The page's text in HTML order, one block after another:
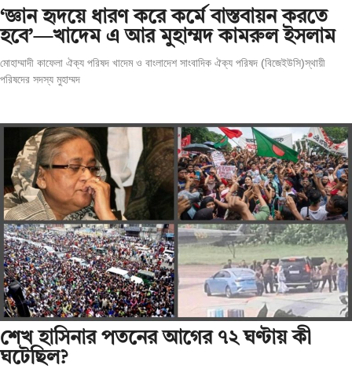
‘জ্ঞান হৃদয়ে ধারণ করে কর্মে বাস্তবায়ন করতে
হবে’—খাদেম এ আর মুহাম্মদ কামরুল ইসলাম
মোহাম্মাদী কাফেলা ঐক্য পরিষদ খাদেম ও বাংলাদেশ সাংবাদিক ঐক্য পরিষদ (বিজেইউসি)স্থায়ী
পরিষদের সদস্য মুহাম্মদ
শেখ হাসিনার পতনের আগের ৭২ ঘণ্টায় কী
ঘটেছিল?